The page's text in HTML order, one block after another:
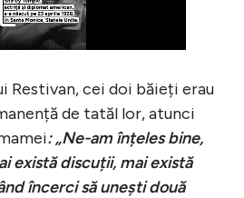
Restivan, cei doi băieți erau
de tatăl lor, atunci
: „Ne-am înțeles bine,
există discuții, mai există
încerci să unești două